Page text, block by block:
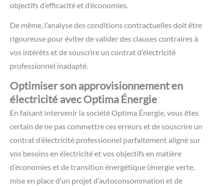
objectifs d’efficacité et d’économies.
De même, l’analyse des conditions contractuelles doit être
rigoureuse pour éviter de valider des clauses contraires à
vos intérêts et de souscrire un contrat d’électricité
professionnel inadapté.
Optimiser son approvisionnement en
électricité avec Optima Énergie
En faisant intervenir la société Optima Énergie, vous êtes
certain de ne pas commettre ces erreurs et de souscrire un
contrat d’électricité professionnel parfaitement aligné sur
vos besoins en électricité et vos objectifs en matière
d’économies et de transition énergétique (énergie verte,
mise en place d’un projet d’autoconsommation et de